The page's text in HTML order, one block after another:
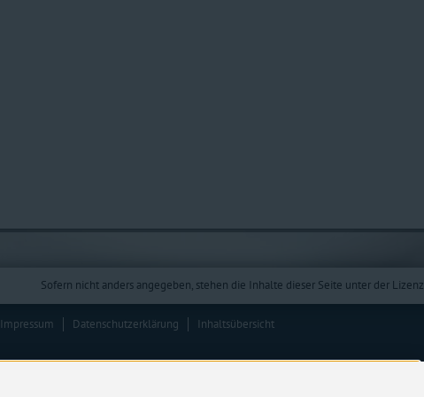
Sofern nicht anders angegeben, stehen die Inhalte dieser Seite unter der Lizenz
Impressum Datenschutzerklärung Inhaltsübersicht